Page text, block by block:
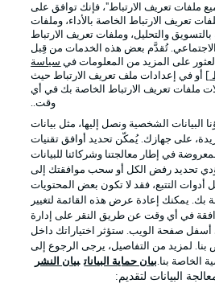
الإخطارات القانونية
القنوات الناقلة
جهة النشر
اللاعبون
ملفات تعريف الارتباط"، فإنك توافق على
تعريف الارتباط الخاصة بالأداء، وملفات
والتحليل، وملفات تعريف الارتباط
تُقدَّم بعض هذه الخدمات من قِبل
على المزيد من المعلومات في سياسة
] أو في إعدادات ملف تعريف الارتباط حيث
ملفات تعريف الارتباط الخاصة بك في أي
وقت..
البيانات الشخصية ونصل إليها، مثل بيانات
على جهازك. يُمكّن تحديد أوافق تقنيات
في إطار معالجتنا وشركائنا للبيانات
تحديد رفض الكل أو سحب موافقتك إلى
أدوات التتبع، فقد لا تكون بعض المحتويات
بك. يمكنك إعادة عرض هذه القائمة لتغيير
في أي وقت عن طريق النقر على إدارة
أسفل صفحة الويب. ستؤثر اختياراتك داخل
بنا. لمزيد من التفاصيل، يرجى الرجوع إلى
الخاصة بنا.بيان حماية البيانات بيان النشر
البيانات لتقديم: